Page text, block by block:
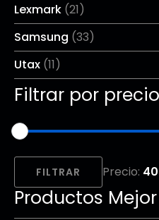
Lexmark (21)
Samsung (33)
Utax (11)
Filtrar por precio
Precio
mínimo
Precio
máximo
FILTRAR Precio:
Productos